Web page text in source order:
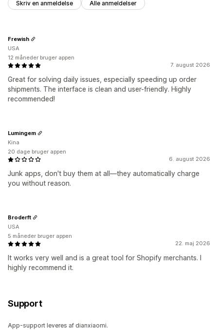
Skriv en anmeldelse Alle anmeldelser
7. august 2026
Great for solving daily issues, especially speeding up order
shipments. The interface is clean and user-friendly. Highly
recommended!
Frewish
USA
12 måneder bruger appen
6. august 2026
Junk apps, don't buy them at all—they automatically charge
you without reason.
Lumingem
Kina
20 dage bruger appen
22. maj 2026
It works very well and is a great tool for Shopify merchants. I
highly recommend it.
Broderft
USA
5 måneder bruger appen
Support
App-support leveres af dianxiaomi.